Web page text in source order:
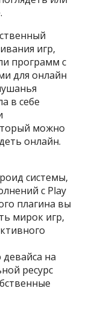
игр,
программ с
для онлайн
в себе
можно
онлайн.
системы,
с Play
плагина вы
мирок игр,
на
ресурс